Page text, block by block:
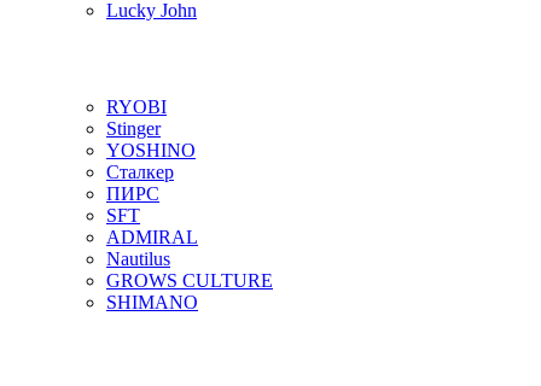
Lucky John
RYOBI
Stinger
YOSHINO
Сталкер
ПИРС
SFT
ADMIRAL
Nautilus
GROWS CULTURE
SHIMANO